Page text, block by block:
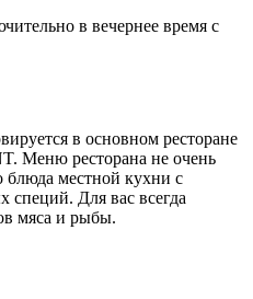
в вечернее время с
в основном ресторане
Меню ресторана не очень
блюда местной кухни с
специй. Для вас всегда
мяса и рыбы.